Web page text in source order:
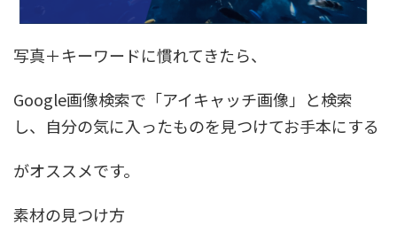
写真＋キーワードに慣れてきたら、
Google画像検索で「アイキャッチ画像」と検索
し、自分の気に入ったものを見つけてお手本にする
がオススメです。
素材の見つけ方